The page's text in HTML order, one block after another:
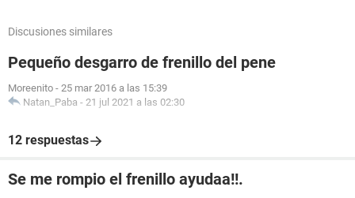
Discusiones similares
Pequeño desgarro de frenillo del pene
Moreenito - 25 mar 2016 a las 15:39
Natan_Paba - 21 jul 2021 a las 02:30
12 respuestas
Se me rompio el frenillo ayudaa!!.